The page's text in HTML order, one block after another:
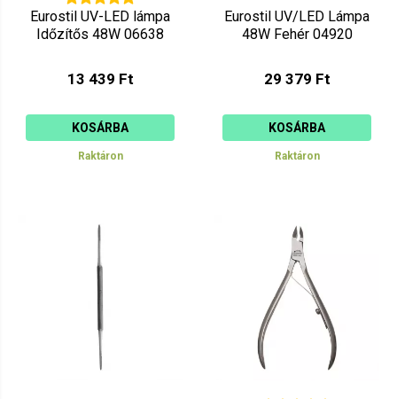
Eurostil UV-LED lámpa
Időzítős 48W 06638
13 439 Ft
KOSÁRBA
Raktáron
Eurostil UV/LED Lámpa
48W Fehér 04920
29 379 Ft
KOSÁRBA
Raktáron